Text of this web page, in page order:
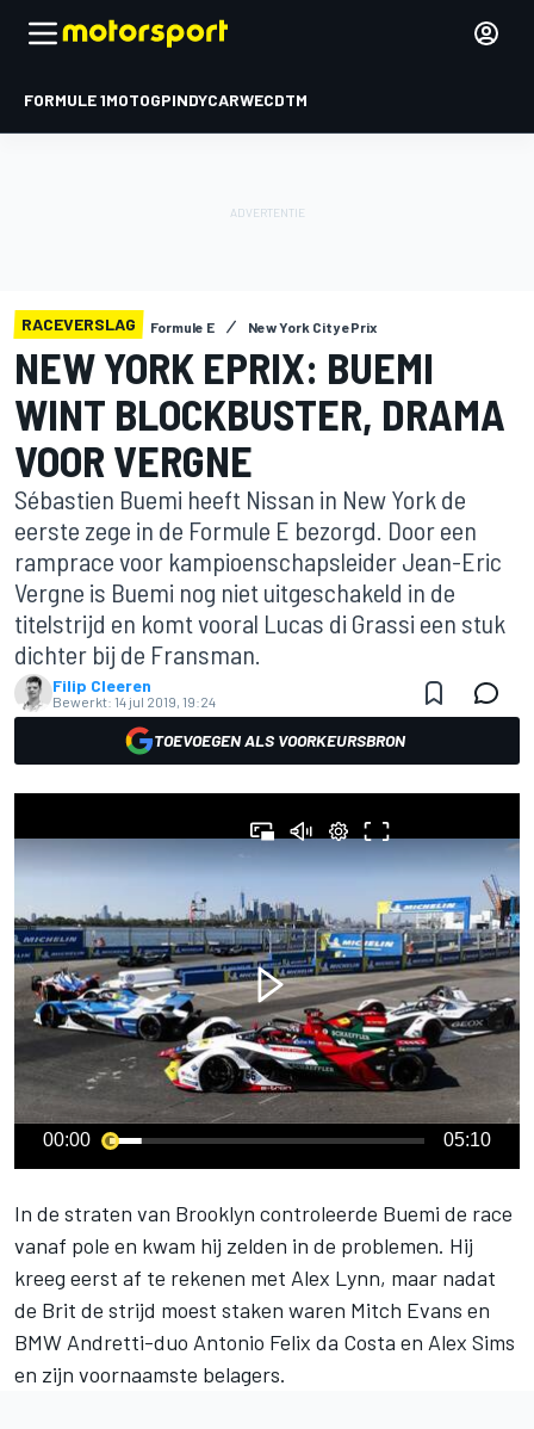
FORMULE 1MOTOGPINDYCARWECDTM
RACEVERSLAG Formule E New York City ePrix
NEW YORK EPRIX: BUEMI
WINT BLOCKBUSTER, DRAMA
VOOR VERGNE
Sébastien Buemi heeft Nissan in New York de
eerste zege in de Formule E bezorgd. Door een
ramprace voor kampioenschapsleider Jean-Eric
Vergne is Buemi nog niet uitgeschakeld in de
titelstrijd en komt vooral Lucas di Grassi een stuk
dichter bij de Fransman.
Filip Cleeren
Bewerkt: 14 jul 2019, 19:24
TOEVOEGEN ALS VOORKEURSBRON
00:00 05:10
In de straten van Brooklyn controleerde Buemi de race
vanaf pole en kwam hij zelden in de problemen. Hij
kreeg eerst af te rekenen met Alex Lynn, maar nadat
de Brit de strijd moest staken waren Mitch Evans en
BMW Andretti-duo Antonio Felix da Costa en Alex Sims
en zijn voornaamste belagers.